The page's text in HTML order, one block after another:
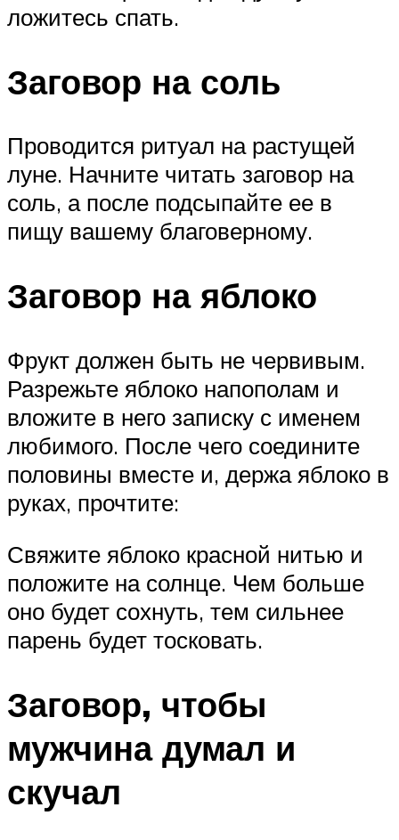
ложитесь спать.
Заговор на соль
Проводится ритуал на растущей
луне. Начните читать заговор на
соль, а после подсыпайте ее в
пищу вашему благоверному.
Заговор на яблоко
Фрукт должен быть не червивым.
Разрежьте яблоко напополам и
вложите в него записку с именем
любимого. После чего соедините
половины вместе и, держа яблоко в
руках, прочтите:
Свяжите яблоко красной нитью и
положите на солнце. Чем больше
оно будет сохнуть, тем сильнее
парень будет тосковать.
Заговор, чтобы
мужчина думал и
скучал